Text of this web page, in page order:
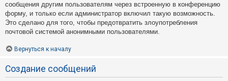
сообщения другим пользователям через встроенную в конференцию
форму, и только если администратор включил такую возможность.
Это сделано для того, чтобы предотвратить злоупотребления
почтовой системой анонимными пользователями.
Вернуться к началу
Создание сообщений